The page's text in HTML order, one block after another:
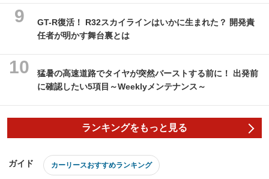
GT-R復活！ R32スカイラインはいかに生まれた？ 開発責
任者が明かす舞台裏とは
猛暑の高速道路でタイヤが突然バーストする前に！ 出発前
に確認したい5項目～Weeklyメンテナンス～
ランキングをもっと見る
ガイド カーリースおすすめランキング